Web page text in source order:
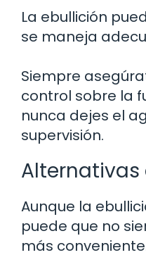
La ebullición
se maneja
Siempre
control sobre la
nunca dejes el
supervisión.
Alternativas
Aunque la
puede que no
más